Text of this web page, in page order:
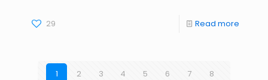
29 Read more
1 2 3 4 5 6 7
8